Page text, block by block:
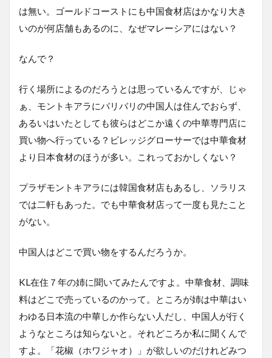
は無い。ゴールドコーストにも中国食材店はかなり大き
いのが何店舗もあるのに、なぜマレーシアにはない？
なんで？
行く場所によるのだろうとは思っているんですが、じゃ
ぁ、モントキアラにバリバリの中国人は住んでおらず、
あるいはいたとしても彼らはどこか遠くの中華専門店に
買い物へ行っている？ビレッジグローサーでは中華食材
より日本食材のほうが多い。これっておかしくない？
プラザモントキアラには韓国食材店もあるし、ソラリス
では二軒もあった。でも中華食材店って一度も見たこと
がない。
中国人はどこで買い物をするんだろうか。
KL在住７年の姉に聞いてみたんですよ。中華食材、調味
料はどこで売っているのかって。ところが姉は中華はい
わゆる日本流の中華しか作らない人だし、中国人が行く
ようなところは知らないと。それどころか私に聞くんで
すよ。「花椒（ホワジャオ）」が欲しいのだけれどみつ